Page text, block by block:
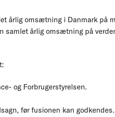
årlig omsætning i Danmark på
samlet årlig omsætning på
og Forbrugerstyrelsen.
før fusionen kan godkendes.